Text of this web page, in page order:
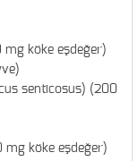
mg köke eşdeğer)
senticosus) (200
mg köke eşdeğer)